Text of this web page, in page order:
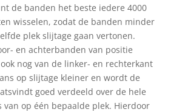
de banden het beste iedere 4000
wisselen, zodat de banden minder
plek slijtage gaan vertonen.
en achterbanden van positie
nog van de linker- en rechterkant
op slijtage kleiner en wordt de
goed verdeeld over de hele
van op één bepaalde plek. Hierdoor